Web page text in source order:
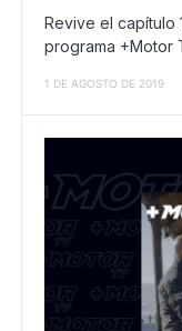
Revive el capítulo
programa +Motor
1 DE AGOSTO DE 2019